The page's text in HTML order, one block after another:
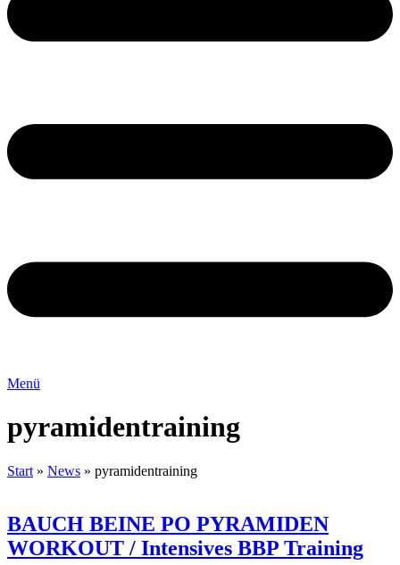
Menü
pyramidentraining
Start » News » pyramidentraining
BAUCH BEINE PO PYRAMIDEN
WORKOUT / Intensives BBP Training